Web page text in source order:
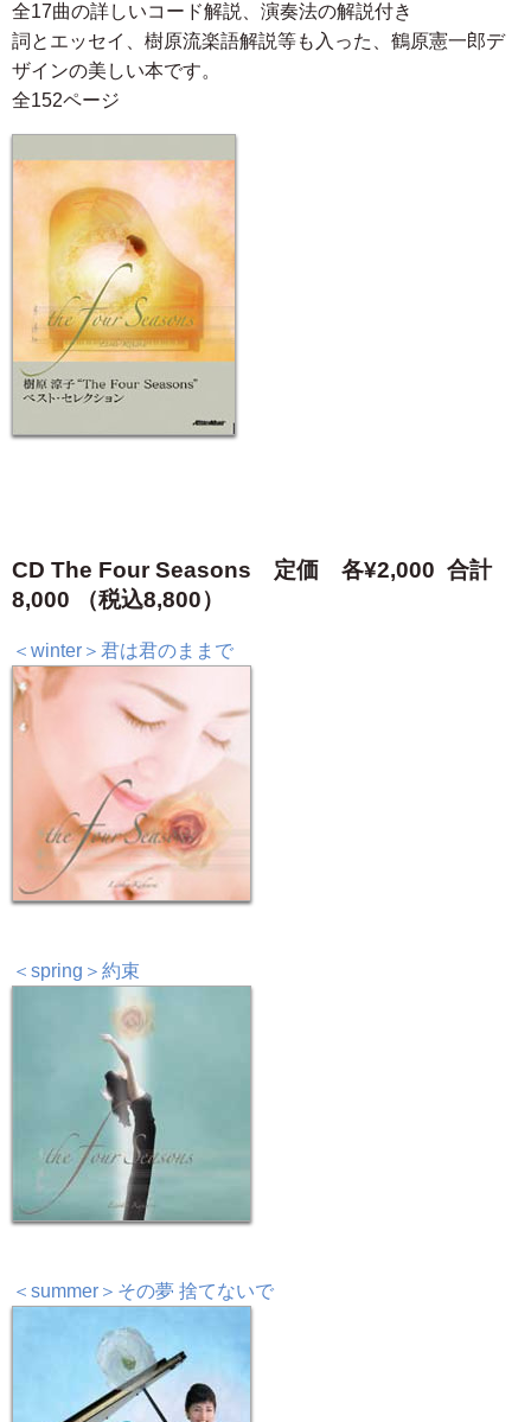
全17曲の詳しいコード解説、演奏法の解説付き
詞とエッセイ、樹原流楽語解説等も入った、鶴原憲一郎デ
ザインの美しい本です。
全152ページ
CD The Four Seasons 定価 各¥2,000 合計
8,000 （税込8,800）
＜winter＞君は君のままで
＜spring＞約束
＜summer＞その夢 捨てないで